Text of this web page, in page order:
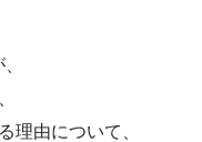
理由について、